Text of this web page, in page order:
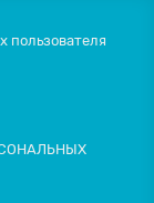
пользователя